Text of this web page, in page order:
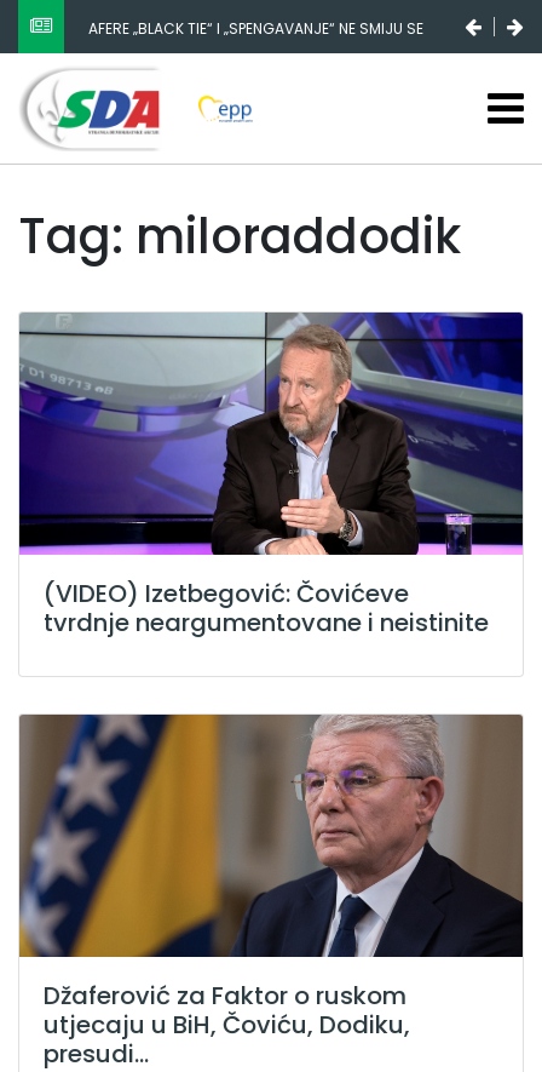
NESTANAK 780.000 EURA IZ IGMANA NE MOŽE BITI
SLUČAJNI PREVID, ODGOVORNOST MORAJU SNOSITI
VLADA FBIH I NJENI KADROVI
Tag: miloraddodik
(VIDEO) Izetbegović: Čovićeve
tvrdnje neargumentovane i neistinite
Džaferović za Faktor o ruskom
utjecaju u BiH, Čoviću, Dodiku,
presudi...